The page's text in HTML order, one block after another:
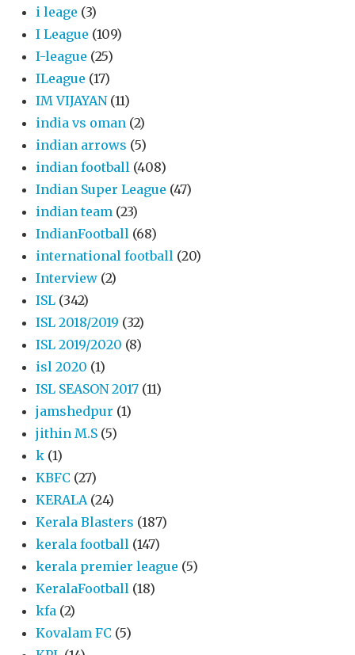
i leage (3)
I League (109)
I-league (25)
ILeague (17)
IM VIJAYAN (11)
india vs oman (2)
indian arrows (5)
indian football (408)
Indian Super League (47)
indian team (23)
IndianFootball (68)
international football (20)
Interview (2)
ISL (342)
ISL 2018/2019 (32)
ISL 2019/2020 (8)
isl 2020 (1)
ISL SEASON 2017 (11)
jamshedpur (1)
jithin M.S (5)
k (1)
KBFC (27)
KERALA (24)
Kerala Blasters (187)
kerala football (147)
kerala premier league (5)
KeralaFootball (18)
kfa (2)
Kovalam FC (5)